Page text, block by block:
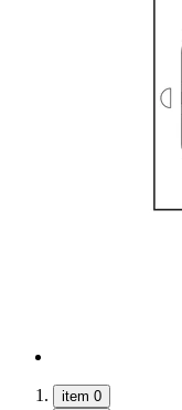
item 0